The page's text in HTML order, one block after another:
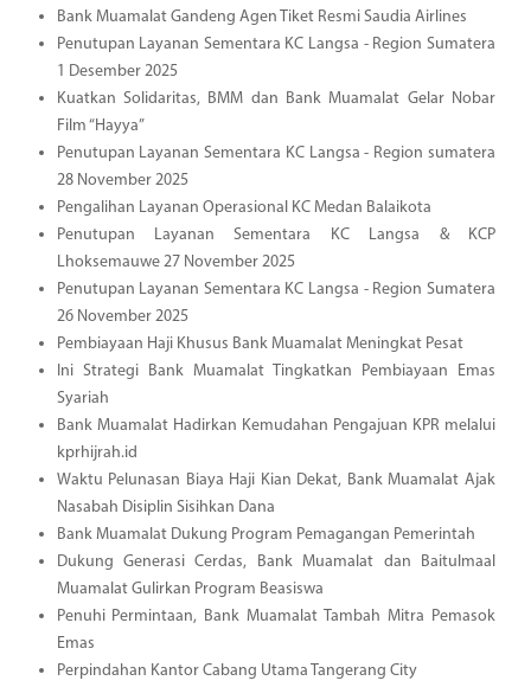
Bank Muamalat Gandeng Agen Tiket Resmi Saudia Airlines
Penutupan Layanan Sementara KC Langsa - Region Sumatera
1 Desember 2025
Kuatkan Solidaritas, BMM dan Bank Muamalat Gelar Nobar
Film “Hayya”
Penutupan Layanan Sementara KC Langsa - Region sumatera
28 November 2025
Pengalihan Layanan Operasional KC Medan Balaikota
Penutupan Layanan Sementara KC Langsa & KCP
Lhoksemauwe 27 November 2025
Penutupan Layanan Sementara KC Langsa - Region Sumatera
26 November 2025
Pembiayaan Haji Khusus Bank Muamalat Meningkat Pesat
Ini Strategi Bank Muamalat Tingkatkan Pembiayaan Emas
Syariah
Bank Muamalat Hadirkan Kemudahan Pengajuan KPR melalui
kprhijrah.id
Waktu Pelunasan Biaya Haji Kian Dekat, Bank Muamalat Ajak
Nasabah Disiplin Sisihkan Dana
Bank Muamalat Dukung Program Pemagangan Pemerintah
Dukung Generasi Cerdas, Bank Muamalat dan Baitulmaal
Muamalat Gulirkan Program Beasiswa
Penuhi Permintaan, Bank Muamalat Tambah Mitra Pemasok
Emas
Perpindahan Kantor Cabang Utama Tangerang City